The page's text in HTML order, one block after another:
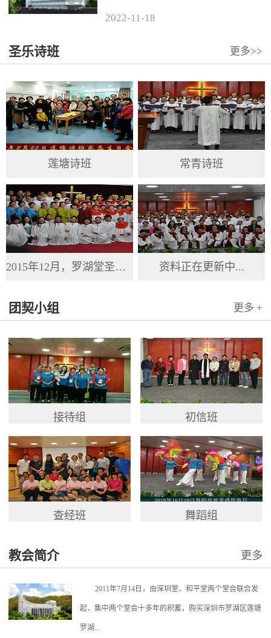
2022-11-18
圣乐诗班 更多>>
莲塘诗班 常青诗班
2015年12月，罗湖堂圣诞节 资料正在更新中...
团契小组 更多 +
接待组 初信班
查经班 舞蹈组
教会简介 更多
2011年7月14日，由深圳堂、和平堂两个堂会联合发
起，集中两个堂会十多年的积蓄，购买深圳市罗湖区莲塘
罗湖...